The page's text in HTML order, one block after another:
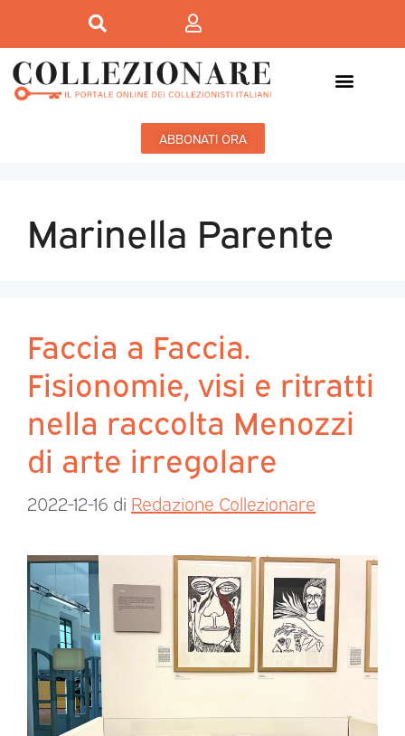
ABBONATI ORA
Marinella Parente
Faccia a Faccia.
Fisionomie, visi e ritratti
nella raccolta Menozzi
di arte irregolare
2022-12-16 di Redazione Collezionare